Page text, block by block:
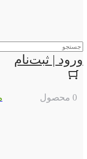
ورود | ثبت‌نام
0 محصول